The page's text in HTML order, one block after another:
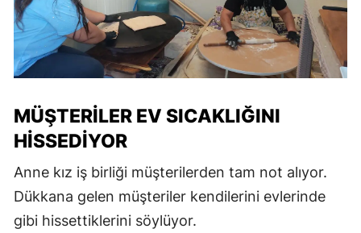
MÜŞTERILER EV SICAKLIĞINI
HISSEDIYOR
Anne kız iş birliği müşterilerden tam not alıyor.
Dükkana gelen müşteriler kendilerini evlerinde
gibi hissettiklerini söylüyor.